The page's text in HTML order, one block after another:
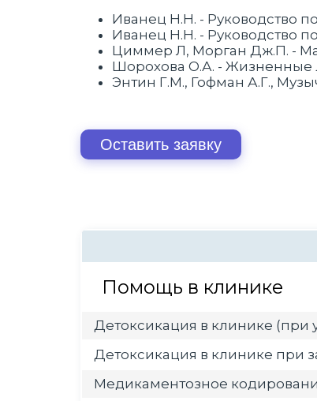
Иванец Н.Н. - Руководство
Иванец Н.Н. - Руководство
Циммер Л, Морган Дж.П. -
Шорохова О.А. - Жизненные
Энтин Г.М., Гофман А.Г.,
Оставить заявку
Помощь в клинике
Детоксикация в клинике (при
Детоксикация в клинике при
Медикаментозное